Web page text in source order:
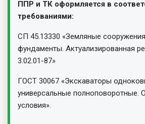
ППР и ТК оформляется в
требованиями:
СП 45.13330 «Земляные
фундаменты. Актуализированная
3.02.01-87»
ГОСТ 30067 «Экскаваторы
универсальные полноповоротные.
условия».